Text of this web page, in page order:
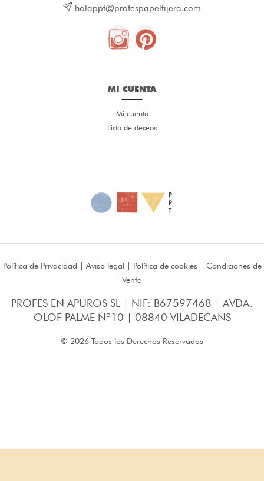
holappt@profespapeltijera.com
MI CUENTA
Mi cuenta
Lista de deseos
Política de Privacidad | Aviso legal| Política de cookies | Condiciones de
Venta
PROFES EN APUROS SL | NIF: B67597468 | AVDA.
OLOF PALME Nº10 | 08840 VILADECANS
© 2026 Todos los Derechos Reservados